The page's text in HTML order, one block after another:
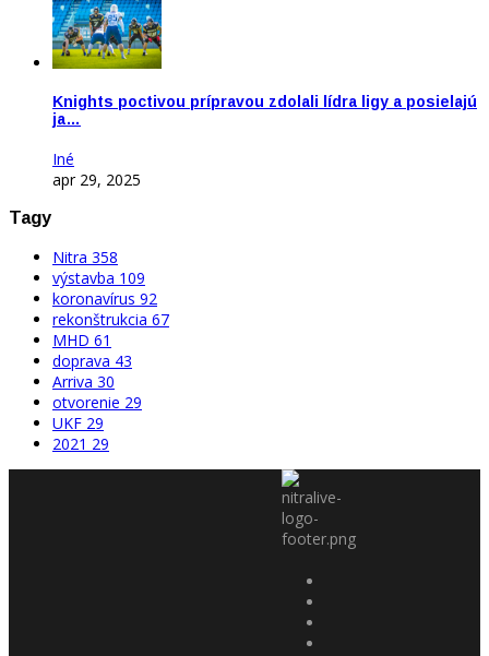
Knights poctivou prípravou zdolali lídra ligy a posielajú
ja…
Iné
apr 29, 2025
Tagy
Nitra 358
výstavba 109
koronavírus 92
rekonštrukcia 67
MHD 61
doprava 43
Arriva 30
otvorenie 29
UKF 29
2021 29